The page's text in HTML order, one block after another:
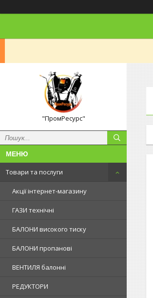
"ПромРесурс"
Товари та послуги
Акції інтернет-магазину
ГАЗИ технічні
БАЛОНИ високого тиску
БАЛОНИ пропанові
ВЕНТИЛЯ балонні
РЕДУКТОРИ